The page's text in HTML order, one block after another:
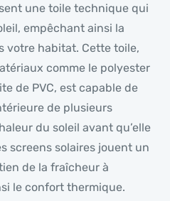
une toile technique qui
empêchant ainsi la
votre habitat. Cette toile,
comme le polyester
de PVC, est capable de
de plusieurs
du soleil avant qu’elle
screens solaires jouent un
de la fraîcheur à
le confort thermique.